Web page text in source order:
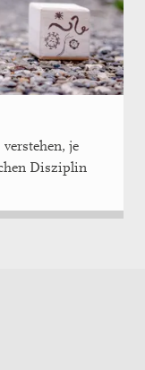
je
Disziplin